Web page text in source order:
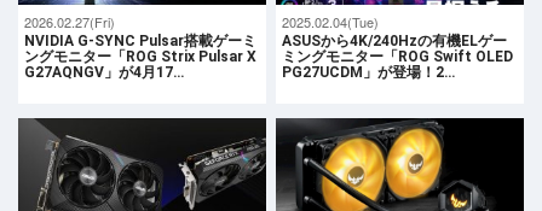
2026.02.27(Fri)
NVIDIA G-SYNC Pulsar搭載ゲーミ
ングモニター「ROG Strix Pulsar X
G27AQNGV」が4月17…
2025.02.04(Tue)
ASUSから4K/240Hzの有機ELゲー
ミングモニター「ROG Swift OLED
PG27UCDM」が登場！2…